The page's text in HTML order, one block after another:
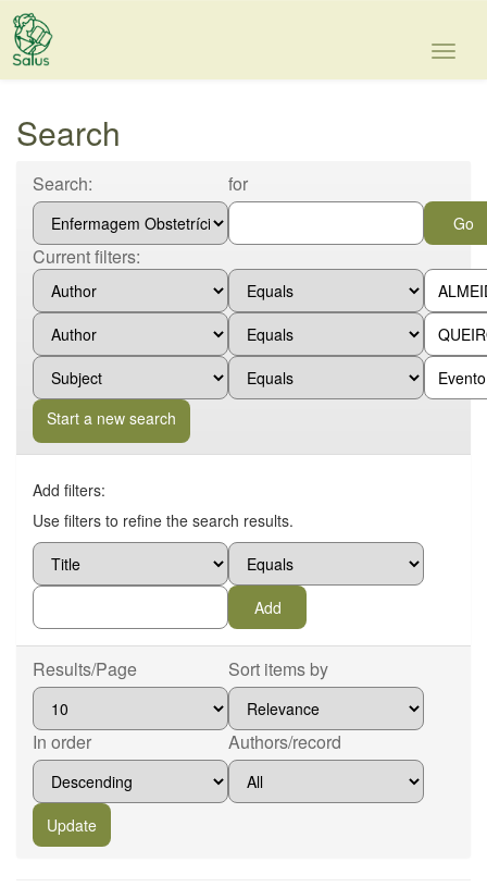
Skip
Search
Search: for
Current filters:
Start a new search
Add filters:
Use filters to refine the search results.
Results/Page Sort items by
In order Authors/record